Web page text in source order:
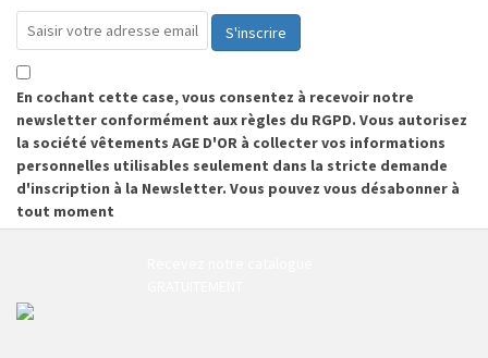
S'inscrire
En cochant cette case, vous consentez à recevoir notre
newsletter conformément aux règles du RGPD. Vous autorisez
la société vêtements AGE D'OR à collecter vos informations
personnelles utilisables seulement dans la stricte demande
d'inscription à la Newsletter. Vous pouvez vous désabonner à
tout moment